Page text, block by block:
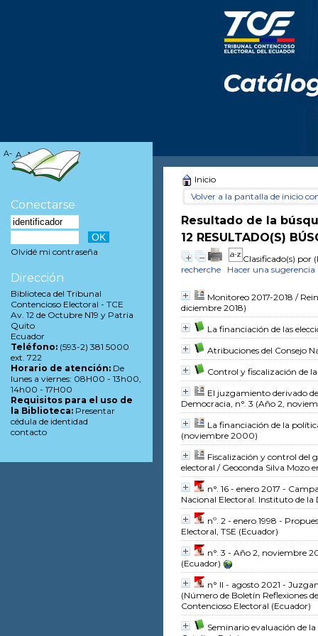
Inicio
Volver a la pantalla de inicio
Resultado de la
12 RESULTADO(S)
Clasificado(s) por
recherche
Hacer una sugerencia
Monitoreo 2017-2018 /
diciembre 2018)
La financiación de las
Atribuciones del Consejo
Control y fiscalización de
El juzgamiento derivado
Democracia, n°. 3 (Año 2,
La financiación de la
(noviembre 2000)
Fiscalización y control del
electoral / Geoconda Silva Mozo
n°. 16 - enero 2017 -
Nacional Electoral. Instituto de la
nº. 2 - enero 1998 -
Electoral, TSE (Ecuador)
n°. 3 - Año 2, noviembre
(Ecuador)
n° II - agosto 2021 -
(Número de Boletín Reflexiones
Contencioso Electoral (Ecuador)
Seminario evaluación de
A- A A+
Conectarse
Olvidé mi contraseña
Dirección
Biblioteca del Tribunal
Contencioso Electoral - TCE
Av. 12 de Octubre N19 y Patria
Quito
Ecuador
Teléfono: (593-2) 381 5000
ext. 722
Horario de atención: De
lunes a viernes: 08H00 - 13h00,
14h00 - 17H00
Requisitos para el uso de
la Biblioteca: Presentar
cédula de identidad
contacto